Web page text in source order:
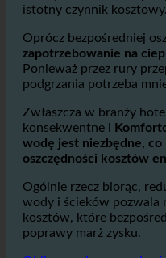
to nie tylko zmniejszyć
istotny czynnik
Oprócz bezpośredniej
zapotrzebowanie na
podgrzania potrzeba
Zwłaszcza w branży
konsekwentne i
oszczędności kosztów
Ogólnie rzecz biorąc,
wody i ścieków pozwala